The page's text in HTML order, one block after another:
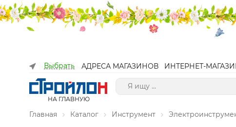
Выбрать АДРЕСА МАГАЗИНОВ ИНТЕРНЕТ-
НА ГЛАВНУЮ
Главная Каталог Инструмент